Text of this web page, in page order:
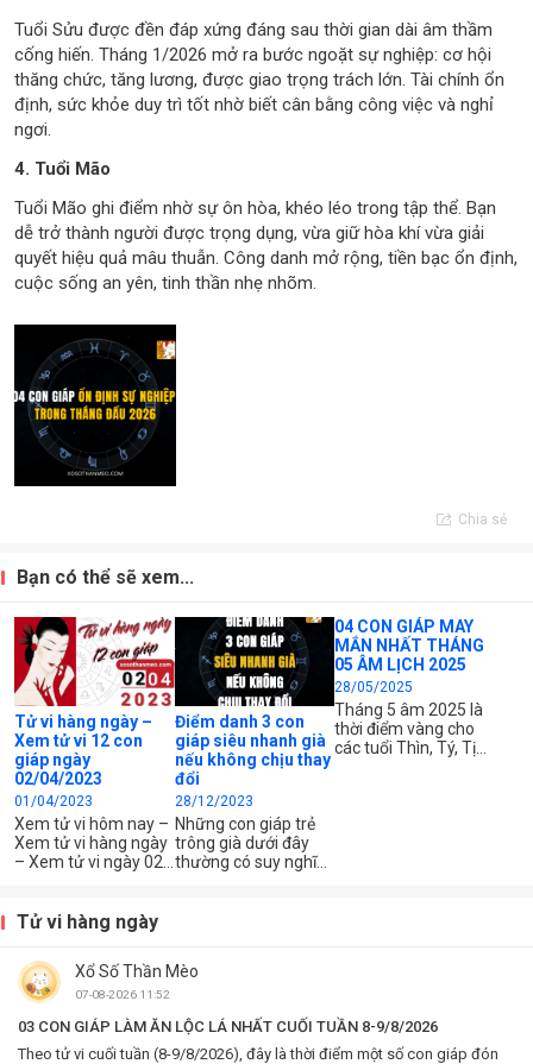
Tuổi Sửu được đền đáp xứng đáng sau thời gian dài âm thầm
cống hiến. Tháng 1/2026 mở ra bước ngoặt sự nghiệp: cơ hội
thăng chức, tăng lương, được giao trọng trách lớn. Tài chính ổn
định, sức khỏe duy trì tốt nhờ biết cân bằng công việc và nghỉ
ngơi.
4. Tuổi Mão
Tuổi Mão ghi điểm nhờ sự ôn hòa, khéo léo trong tập thể. Bạn
dễ trở thành người được trọng dụng, vừa giữ hòa khí vừa giải
quyết hiệu quả mâu thuẫn. Công danh mở rộng, tiền bạc ổn định,
cuộc sống an yên, tinh thần nhẹ nhõm.
Chia sẻ
Bạn có thể sẽ xem...
Tử vi hàng ngày –
Xem tử vi 12 con
giáp ngày
02/04/2023
01/04/2023
Xem tử vi hôm nay –
Xem tử vi hàng ngày
– Xem tử vi ngày 02
Xem tử vi chi tiết 12
con giáp – tuổi Tý,
Sửu, Dần, Mão, Thìn,
Tị, Ngọ, Mùi, Thân,
Dậu, Tuất, Hợi – Xem
công việc, tài chính
và...
Điểm danh 3 con
giáp siêu nhanh già
nếu không chịu thay
đổi
28/12/2023
Những con giáp trẻ
trông già dưới đây
thường có suy nghĩ
nhanh chóng.
04 CON GIÁP MAY
MẮN NHẤT THÁNG
05 ÂM LỊCH 2025
28/05/2025
Tháng 5 âm 2025 là
thời điểm vàng cho
các tuổi Thìn, Tý, Tị
Tử vi hàng ngày
Xổ Số Thần Mèo
07-08-2026 11:52
03 CON GIÁP LÀM ĂN LỘC LÁ NHẤT CUỐI TUẦN 8-9/8/2026
Theo tử vi cuối tuần (8-9/8/2026), đây là thời điểm một số con giáp đón